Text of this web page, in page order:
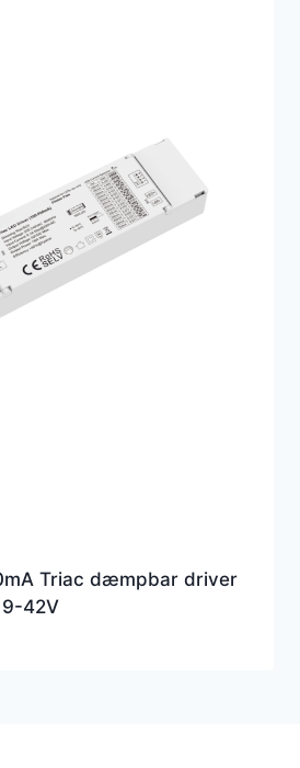
Triac dæmpbar driver
9-42V